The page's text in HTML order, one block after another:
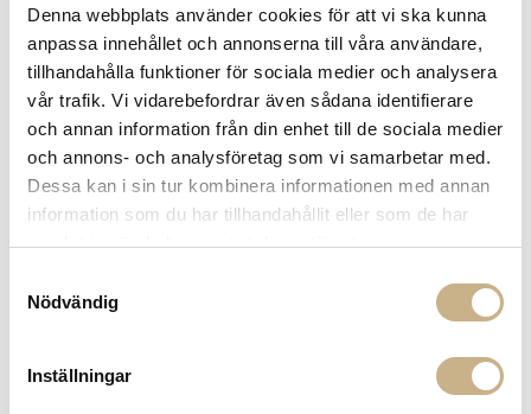
Denna webbplats använder cookies för att vi ska kunna
anpassa innehållet och annonserna till våra användare,
tillhandahålla funktioner för sociala medier och analysera
vår trafik. Vi vidarebefordrar även sådana identifierare
och annan information från din enhet till de sociala medier
och annons- och analysföretag som vi samarbetar med.
Dessa kan i sin tur kombinera informationen med annan
information som du har tillhandahållit eller som de har
samlat in när du har använt deras tjänster.
Nödvändig
Inställningar
Lagerstatus: I lager
14 dagars returrätt på lagervaror. Läs mer
Leverans inom 3-5 arbetsdagar på lagervaror
Få 10% välkomstrabattnär du registrerar dig för vårt
nyhetsbrev
Fri frakt på mindra varor vid köp över 1000:-
900:- i frakt vid köp av större möbler
Hämta i butik